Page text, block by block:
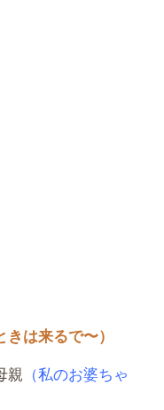
は来るで〜）
親 （私のお婆ちゃ